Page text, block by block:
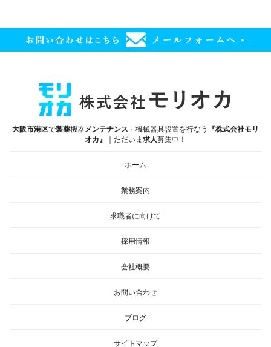
大阪市港区で製薬機器 メンテナンス ・機械器具設置を行なう
『株式会社モリ
オカ』
｜ただいま 求人募集中！
ホーム
業務案内
求職者に向けて
採用情報
会社概要
お問い合わせ
ブログ
サイトマップ